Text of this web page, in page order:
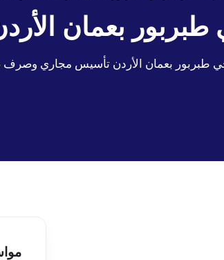
طبربور بعمان
طبربور بعمان الأردن تأسيس مجاري